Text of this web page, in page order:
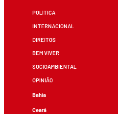
POLÍTICA
INTERNACIONAL
DIREITOS
BEM VIVER
SOCIOAMBIENTAL
OPINIÃO
Bahia
Ceará